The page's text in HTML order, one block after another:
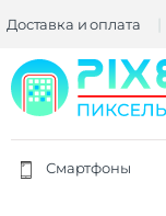
Доставка и оплата
Смартфоны